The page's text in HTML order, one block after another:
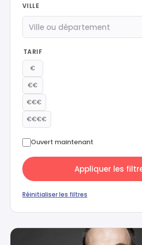
VILLE
TARIF
€
€€
€€€
€€€€
Ouvert maintenant
Appliquer les
Réinitialiser les filtres